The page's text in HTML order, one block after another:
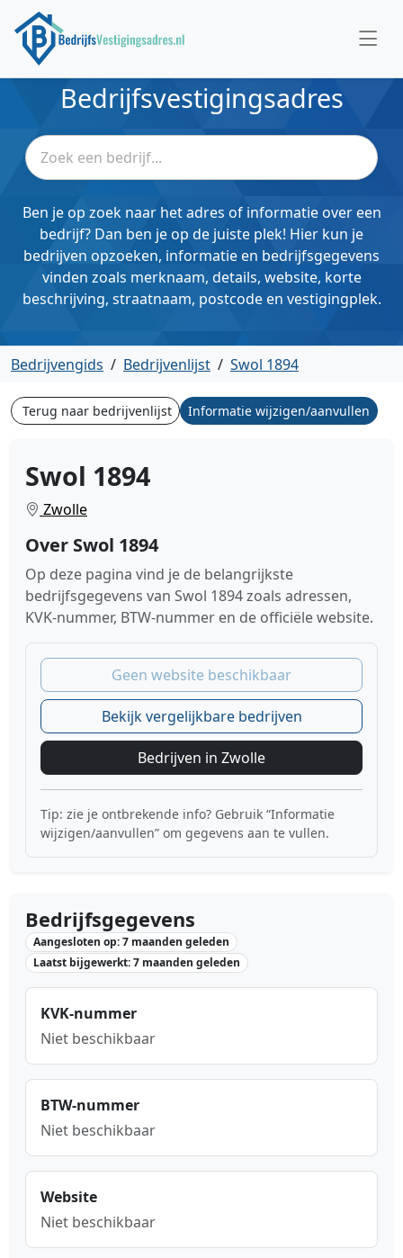
Bedrijfsvestigingsadres
Ben je op zoek naar het adres of informatie over een
bedrijf? Dan ben je op de juiste plek! Hier kun je
bedrijven opzoeken, informatie en bedrijfsgegevens
vinden zoals merknaam, details, website, korte
beschrijving, straatnaam, postcode en vestigingplek.
Bedrijvengids / Bedrijvenlijst / Swol 1894
Terug naar bedrijvenlijst Informatie wijzigen/aanvullen
Swol 1894
Zwolle
Over Swol 1894
Op deze pagina vind je de belangrijkste
bedrijfsgegevens van Swol 1894 zoals adressen,
KVK-nummer, BTW-nummer en de officiële website.
Geen website beschikbaar
Bekijk vergelijkbare bedrijven
Bedrijven in Zwolle
Tip: zie je ontbrekende info? Gebruik “Informatie
wijzigen/aanvullen” om gegevens aan te vullen.
Bedrijfsgegevens
Aangesloten op: 7 maanden geleden
Laatst bijgewerkt: 7 maanden geleden
KVK-nummer
Niet beschikbaar
BTW-nummer
Niet beschikbaar
Website
Niet beschikbaar